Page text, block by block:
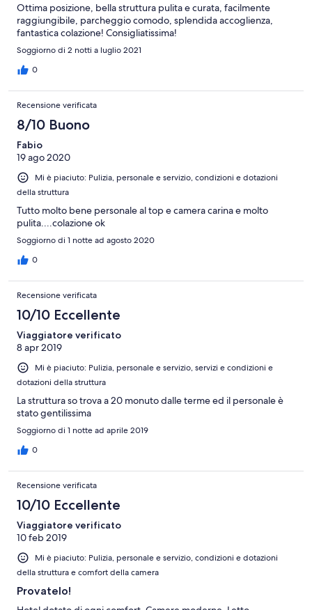
Ottima posizione, bella struttura pulita e curata, facilmente
raggiungibile, parcheggio comodo, splendida accoglienza,
fantastica colazione! Consigliatissima!
Soggiorno di 2 notti a luglio 2021
0
Recensione verificata
8/10 Buono
Fabio
19 ago 2020
Mi è piaciuto: Pulizia, personale e servizio, condizioni e dotazioni
della struttura
Tutto molto bene personale al top e camera carina e molto
pulita....colazione ok
Soggiorno di 1 notte ad agosto 2020
0
Recensione verificata
10/10 Eccellente
Viaggiatore verificato
8 apr 2019
Mi è piaciuto: Pulizia, personale e servizio, servizi e condizioni e
dotazioni della struttura
La struttura so trova a 20 monuto dalle terme ed il personale è
stato gentilissima
Soggiorno di 1 notte ad aprile 2019
0
Recensione verificata
10/10 Eccellente
Viaggiatore verificato
10 feb 2019
Mi è piaciuto: Pulizia, personale e servizio, condizioni e dotazioni
della struttura e comfort della camera
Provatelo!